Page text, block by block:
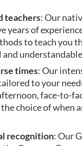
teachers: Our
years of
to teach you
and
times: Our
to your
face-to-
the choice of when
recognition: Our